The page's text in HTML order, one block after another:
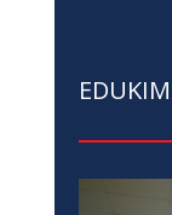
EDUKIM